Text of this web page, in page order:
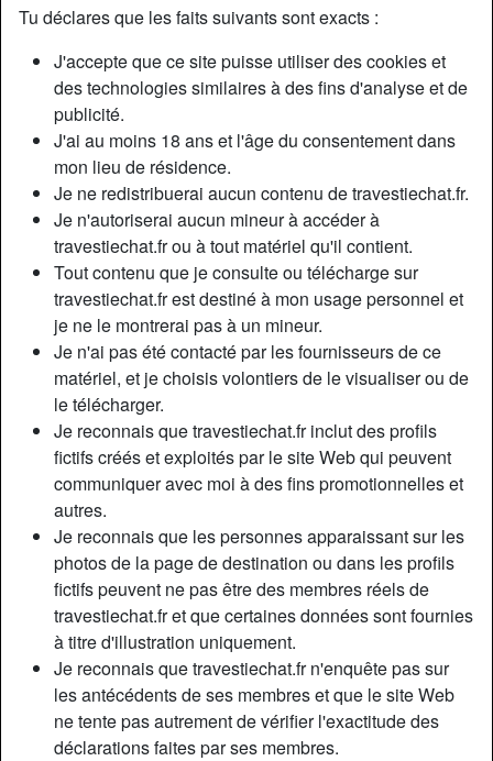
Tu déclares que les faits suivants sont exacts :
J'accepte que ce site puisse utiliser des cookies et
des technologies similaires à des fins d'analyse et de
publicité.
J'ai au moins 18 ans et l'âge du consentement dans
mon lieu de résidence.
Je ne redistribuerai aucun contenu de travestiechat.fr.
Je n'autoriserai aucun mineur à accéder à
travestiechat.fr ou à tout matériel qu'il contient.
Tout contenu que je consulte ou télécharge sur
travestiechat.fr est destiné à mon usage personnel et
je ne le montrerai pas à un mineur.
Je n'ai pas été contacté par les fournisseurs de ce
matériel, et je choisis volontiers de le visualiser ou de
le télécharger.
Je reconnais que travestiechat.fr inclut des profils
fictifs créés et exploités par le site Web qui peuvent
communiquer avec moi à des fins promotionnelles et
autres.
Je reconnais que les personnes apparaissant sur les
photos de la page de destination ou dans les profils
fictifs peuvent ne pas être des membres réels de
travestiechat.fr et que certaines données sont fournies
à titre d'illustration uniquement.
Je reconnais que travestiechat.fr n'enquête pas sur
les antécédents de ses membres et que le site Web
ne tente pas autrement de vérifier l'exactitude des
déclarations faites par ses membres.